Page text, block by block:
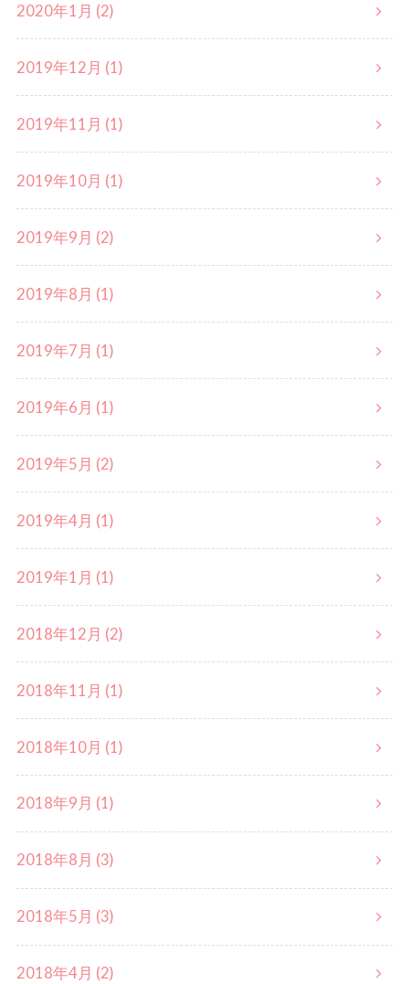
2020年1月 (2)
2019年12月 (1)
2019年11月 (1)
2019年10月 (1)
2019年9月 (2)
2019年8月 (1)
2019年7月 (1)
2019年6月 (1)
2019年5月 (2)
2019年4月 (1)
2019年1月 (1)
2018年12月 (2)
2018年11月 (1)
2018年10月 (1)
2018年9月 (1)
2018年8月 (3)
2018年5月 (3)
2018年4月 (2)